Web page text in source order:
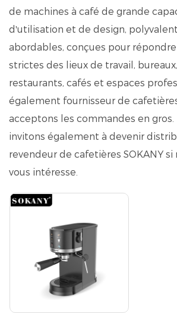
de machines à café de grande
d'utilisation et de design,
abordables, conçues pour
strictes des lieux de travail,
restaurants, cafés et espaces
également fournisseur de
acceptons les commandes en gros.
invitons également à devenir
revendeur de cafetières SOKANY
vous intéresse.